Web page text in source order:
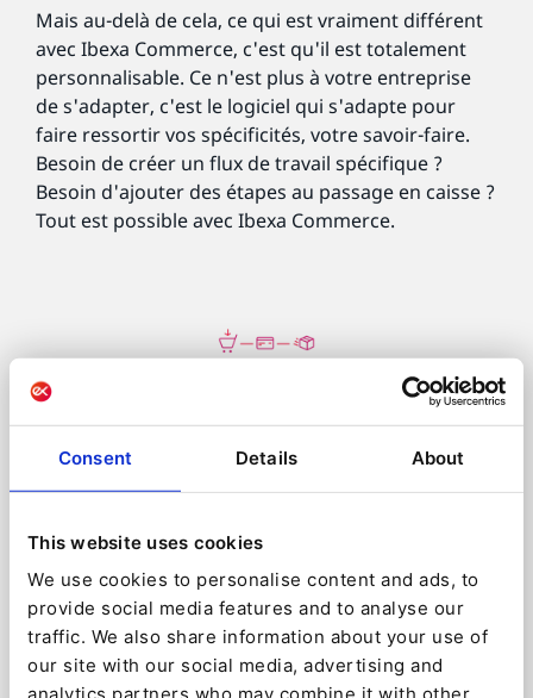
Consent Details About
This website uses cookies
We use cookies to personalise content and ads, to
provide social media features and to analyse our
traffic. We also share information about your use of
our site with our social media, advertising and
Mais au-delà de cela, ce qui est vraiment différent
avec Ibexa Commerce, c'est qu'il est totalement
personnalisable. Ce n'est plus à votre entreprise
de s'adapter, c'est le logiciel qui s'adapte pour
faire ressortir vos spécificités, votre savoir-faire.
Besoin de créer un flux de travail spécifique ?
Besoin d'ajouter des étapes au passage en caisse ?
Tout est possible avec Ibexa Commerce.
Les expériences